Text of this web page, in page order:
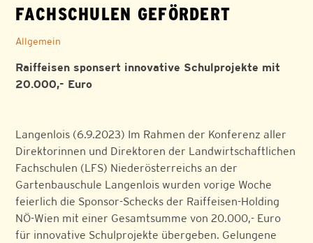
FACHSCHULEN GEFÖRDERT
Allgemein
Raiffeisen sponsert innovative Schulprojekte mit
20.000,- Euro
Langenlois (6.9.2023) Im Rahmen der Konferenz aller
Direktorinnen und Direktoren der Landwirtschaftlichen
Fachschulen (LFS) Niederösterreichs an der
Gartenbauschule Langenlois wurden vorige Woche
feierlich die Sponsor-Schecks der Raiffeisen-Holding
NÖ-Wien mit einer Gesamtsumme von 20.000,- Euro
für innovative Schulprojekte übergeben. Gelungene